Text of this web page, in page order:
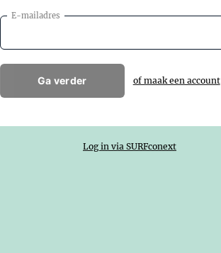
E-mailadres
Ga verder of maak een account
Log in via SURFconext